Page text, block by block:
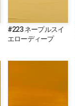
#223 ネープルスイ
エローディープ